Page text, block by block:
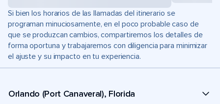
Si bien los horarios de las llamadas del itinerario se
programan minuciosamente, en el poco probable caso de
que se produzcan cambios, compartiremos los detalles de
forma oportuna y trabajaremos con diligencia para minimizar
el ajuste y su impacto en tu experiencia.
Orlando (Port Canaveral), Florida